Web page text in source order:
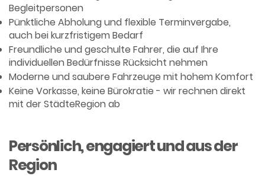
Begleitpersonen
Pünktliche Abholung und flexible Terminvergabe,
auch bei kurzfristigem Bedarf
Freundliche und geschulte Fahrer, die auf Ihre
individuellen Bedürfnisse Rücksicht nehmen
Moderne und saubere Fahrzeuge mit hohem Komfort
Keine Vorkasse, keine Bürokratie - wir rechnen direkt
mit der StädteRegion ab
Persönlich, engagiert und aus der
Region